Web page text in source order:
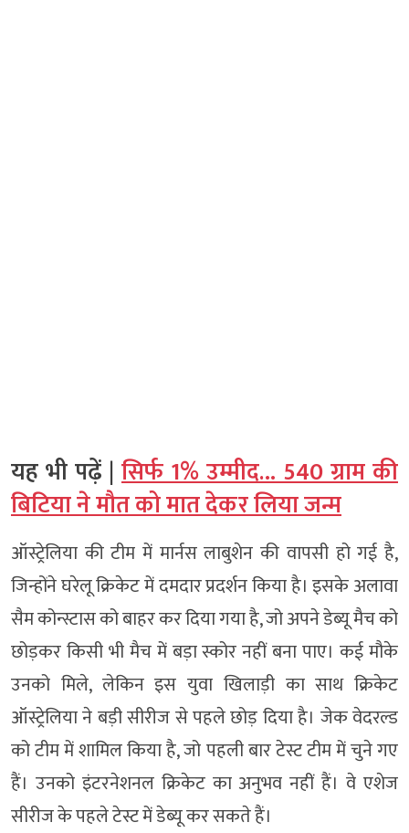
यह भी पढ़ें | सिर्फ 1% उम्मीद… 540 ग्राम की
बिटिया ने मौत को मात देकर लिया जन्म
ऑस्ट्रेलिया की टीम में मार्नस लाबुशेन की वापसी हो गई है,
जिन्होंने घरेलू क्रिकेट में दमदार प्रदर्शन किया है। इसके अलावा
सैम कोन्स्टास को बाहर कर दिया गया है, जो अपने डेब्यू मैच को
छोड़कर किसी भी मैच में बड़ा स्कोर नहीं बना पाए। कई मौके
उनको मिले, लेकिन इस युवा खिलाड़ी का साथ क्रिकेट
ऑस्ट्रेलिया ने बड़ी सीरीज से पहले छोड़ दिया है। जेक वेदरल्ड
को टीम में शामिल किया है, जो पहली बार टेस्ट टीम में चुने गए
हैं। उनको इंटरनेशनल क्रिकेट का अनुभव नहीं हैं। वे एशेज
सीरीज के पहले टेस्ट में डेब्यू कर सकते हैं।